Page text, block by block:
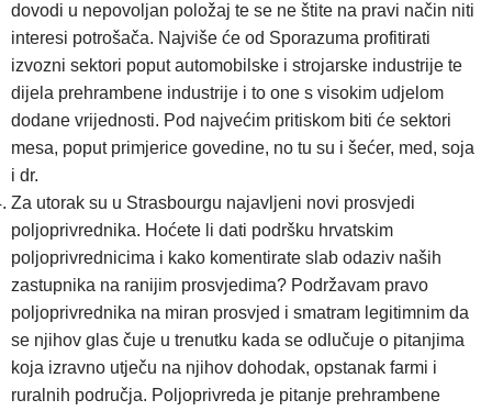
dovodi u nepovoljan položaj te se ne štite na pravi način niti
interesi potrošača. Najviše će od Sporazuma profitirati
izvozni sektori poput automobilske i strojarske industrije te
dijela prehrambene industrije i to one s visokim udjelom
dodane vrijednosti. Pod najvećim pritiskom biti će sektori
mesa, poput primjerice govedine, no tu su i šećer, med, soja
i dr.
Za utorak su u Strasbourgu najavljeni novi prosvjedi
poljoprivrednika. Hoćete li dati podršku hrvatskim
poljoprivrednicima i kako komentirate slab odaziv naših
zastupnika na ranijim prosvjedima? Podržavam pravo
poljoprivrednika na miran prosvjed i smatram legitimnim da
se njihov glas čuje u trenutku kada se odlučuje o pitanjima
koja izravno utječu na njihov dohodak, opstanak farmi i
ruralnih područja. Poljoprivreda je pitanje prehrambene